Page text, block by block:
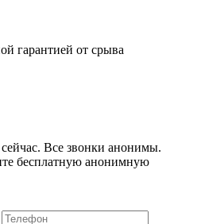
гарантией от срыва
Все звонки анонимы.
бесплатную анонимную